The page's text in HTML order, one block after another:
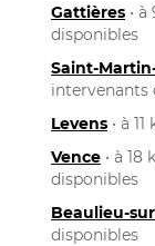
Gattières •
disponibles
Saint-
intervenants
Levens • à
Vence • à
disponibles
Beaulieu-
disponibles